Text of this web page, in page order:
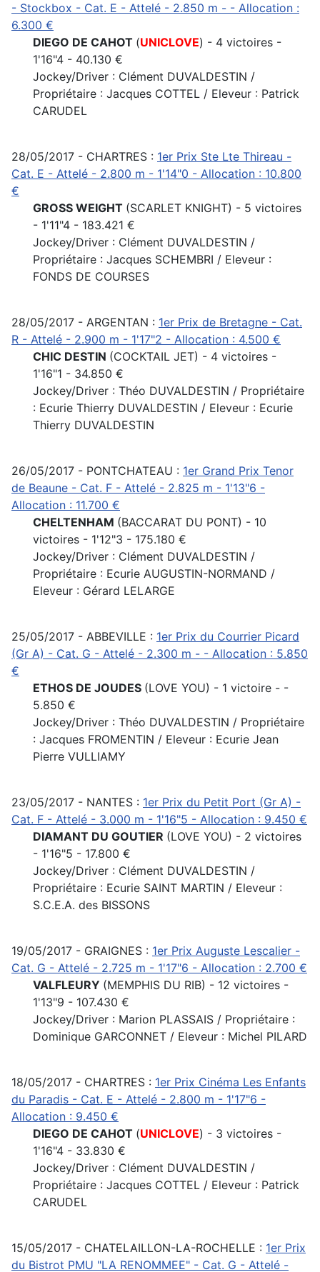
- Stockbox - Cat. E - Attelé - 2.850 m - - Allocation :
6.300 €
DIEGO DE CAHOT (UNICLOVE) - 4 victoires -
1'16"4 - 40.130 €
Jockey/Driver : Clément DUVALDESTIN /
Propriétaire : Jacques COTTEL / Eleveur : Patrick
CARUDEL
28/05/2017 - CHARTRES : 1er Prix Ste Lte Thireau -
Cat. E - Attelé - 2.800 m - 1'14"0 - Allocation : 10.800
€
GROSS WEIGHT (SCARLET KNIGHT) - 5 victoires
- 1'11"4 - 183.421 €
Jockey/Driver : Clément DUVALDESTIN /
Propriétaire : Jacques SCHEMBRI / Eleveur :
FONDS DE COURSES
28/05/2017 - ARGENTAN : 1er Prix de Bretagne - Cat.
R - Attelé - 2.900 m - 1'17"2 - Allocation : 4.500 €
CHIC DESTIN (COCKTAIL JET) - 4 victoires -
1'16"1 - 34.850 €
Jockey/Driver : Théo DUVALDESTIN / Propriétaire
: Ecurie Thierry DUVALDESTIN / Eleveur : Ecurie
Thierry DUVALDESTIN
26/05/2017 - PONTCHATEAU : 1er Grand Prix Tenor
de Beaune - Cat. F - Attelé - 2.825 m - 1'13"6 -
Allocation : 11.700 €
CHELTENHAM (BACCARAT DU PONT) - 10
victoires - 1'12"3 - 175.180 €
Jockey/Driver : Clément DUVALDESTIN /
Propriétaire : Ecurie AUGUSTIN-NORMAND /
Eleveur : Gérard LELARGE
25/05/2017 - ABBEVILLE : 1er Prix du Courrier Picard
(Gr A) - Cat. G - Attelé - 2.300 m - - Allocation : 5.850
€
ETHOS DE JOUDES (LOVE YOU) - 1 victoire - -
5.850 €
Jockey/Driver : Théo DUVALDESTIN / Propriétaire
: Jacques FROMENTIN / Eleveur : Ecurie Jean
Pierre VULLIAMY
23/05/2017 - NANTES : 1er Prix du Petit Port (Gr A) -
Cat. F - Attelé - 3.000 m - 1'16"5 - Allocation : 9.450 €
DIAMANT DU GOUTIER (LOVE YOU) - 2 victoires
- 1'16"5 - 17.800 €
Jockey/Driver : Clément DUVALDESTIN /
Propriétaire : Ecurie SAINT MARTIN / Eleveur :
S.C.E.A. des BISSONS
19/05/2017 - GRAIGNES : 1er Prix Auguste Lescalier -
Cat. G - Attelé - 2.725 m - 1'17"6 - Allocation : 2.700 €
VALFLEURY (MEMPHIS DU RIB) - 12 victoires -
1'13"9 - 107.430 €
Jockey/Driver : Marion PLASSAIS / Propriétaire :
Dominique GARCONNET / Eleveur : Michel PILARD
18/05/2017 - CHARTRES : 1er Prix Cinéma Les Enfants
du Paradis - Cat. E - Attelé - 2.800 m - 1'17"6 -
Allocation : 9.450 €
DIEGO DE CAHOT (UNICLOVE) - 3 victoires -
1'16"4 - 33.830 €
Jockey/Driver : Clément DUVALDESTIN /
Propriétaire : Jacques COTTEL / Eleveur : Patrick
CARUDEL
15/05/2017 - CHATELAILLON-LA-ROCHELLE : 1er Prix
du Bistrot PMU "LA RENOMMEE" - Cat. G - Attelé -